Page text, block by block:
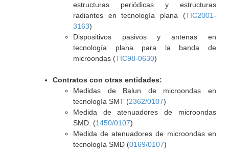
estructuras periódicas y estructuras
radiantes en tecnología plana (TIC2001-
3163)
Dispositivos pasivos y antenas en
tecnología plana para la banda de
microondas (TIC98-0630)
Contratos con otras entidades:
Medidas de Balun de microondas en
tecnología SMT (2362/0107)
Medida de atenuadores de microondas
SMD. (1450/0107)
Medida de atenuadores de microondas en
tecnología SMD (0169/0107)